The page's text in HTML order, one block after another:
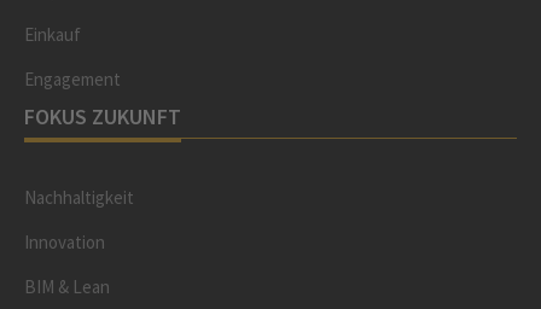
Einkauf
Engagement
FOKUS ZUKUNFT
Nachhaltigkeit
Innovation
BIM & Lean